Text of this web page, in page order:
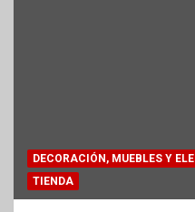
DECORACIÓN, MUEBLES Y
TIENDA